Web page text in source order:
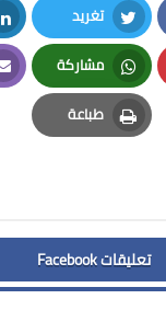
تغريد
Twitter
مشاركة
Whatsapp
طباعة
Print
تعليقات Facebook